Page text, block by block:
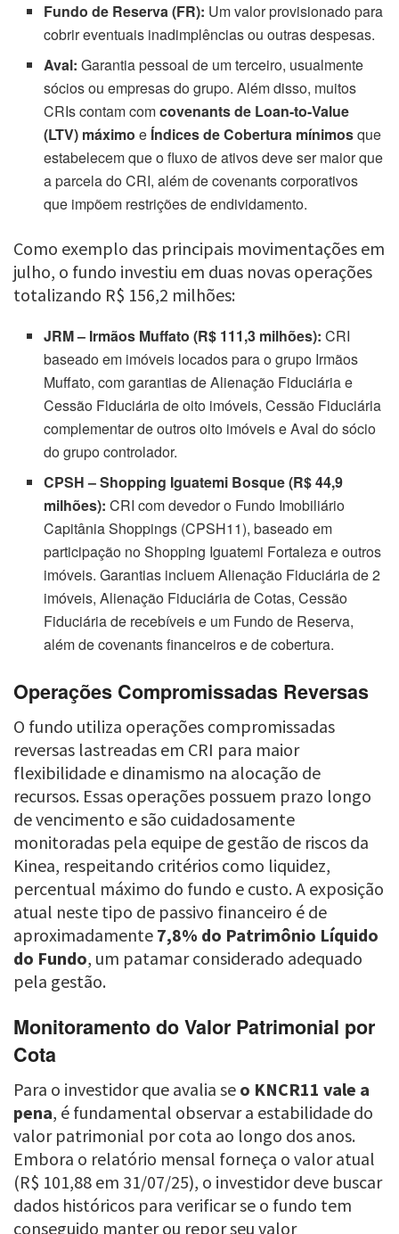
Fundo de Reserva (FR): Um valor provisionado para
cobrir eventuais inadimplências ou outras despesas.
Aval: Garantia pessoal de um terceiro, usualmente
sócios ou empresas do grupo. Além disso, muitos
CRIs contam comcovenants de Loan-to-Value
(LTV) máximo e Índices de Cobertura mínimosque
estabelecem que o fluxo de ativos deve ser maior que
a parcela do CRI, além de covenants corporativos
que impõem restrições de endividamento.
Como exemplo das principais movimentações em
julho, o fundo investiu em duas novas operações
totalizando R$ 156,2 milhões:
JRM – Irmãos Muffato (R$ 111,3 milhões): CRI
baseado em imóveis locados para o grupo Irmãos
Muffato, com garantias de Alienação Fiduciária e
Cessão Fiduciária de oito imóveis, Cessão Fiduciária
complementar de outros oito imóveis e Aval do sócio
do grupo controlador.
CPSH – Shopping Iguatemi Bosque (R$ 44,9
milhões): CRI com devedor o Fundo Imobiliário
Capitânia Shoppings (CPSH11), baseado em
participação no Shopping Iguatemi Fortaleza e outros
imóveis. Garantias incluem Alienação Fiduciária de 2
imóveis, Alienação Fiduciária de Cotas, Cessão
Fiduciária de recebíveis e um Fundo de Reserva,
além de covenants financeiros e de cobertura.
Operações Compromissadas Reversas
O fundo utiliza operações compromissadas
reversas lastreadas em CRI para maior
flexibilidade e dinamismo na alocação de
recursos. Essas operações possuem prazo longo
de vencimento e são cuidadosamente
monitoradas pela equipe de gestão de riscos da
Kinea, respeitando critérios como liquidez,
percentual máximo do fundo e custo. A exposição
atual neste tipo de passivo financeiro é de
aproximadamente 7,8% do Patrimônio Líquido
do Fundo, um patamar considerado adequado
pela gestão.
Monitoramento do Valor Patrimonial por
Cota
Para o investidor que avalia se o KNCR11 vale a
pena, é fundamental observar a estabilidade do
valor patrimonial por cota ao longo dos anos.
Embora o relatório mensal forneça o valor atual
(R$ 101,88 em 31/07/25), o investidor deve buscar
dados históricos para verificar se o fundo tem
conseguido manter ou repor seu valor